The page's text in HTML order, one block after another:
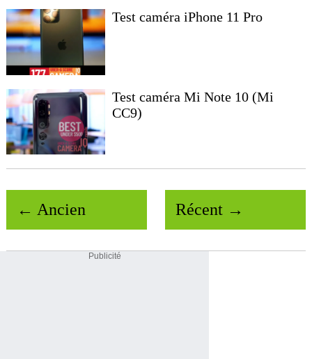
Test caméra iPhone 11 Pro
Test caméra Mi Note 10 (Mi
CC9)
← Ancien Récent →
Publicité